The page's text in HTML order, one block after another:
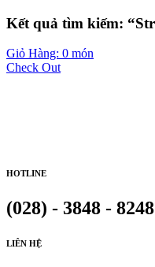
Kết quả tìm kiếm:
Giỏ Hàng: 0 món
Check Out
HOTLINE
(028) - 3848 - 8248
LIÊN HỆ